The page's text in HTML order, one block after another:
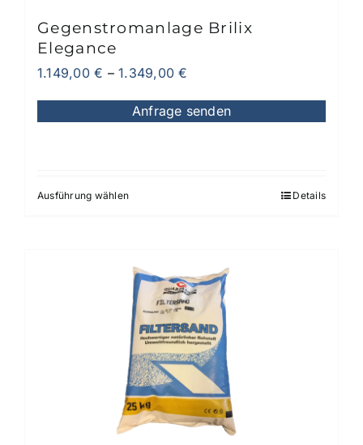
werden
Gegenstromanlage Brilix
Elegance
1.149,00€ –1.349,00€
Anfrage senden
Ausführung wählenDieses
mehrere
Varianten
auf.
Die
Optionen
können
auf
der
Details